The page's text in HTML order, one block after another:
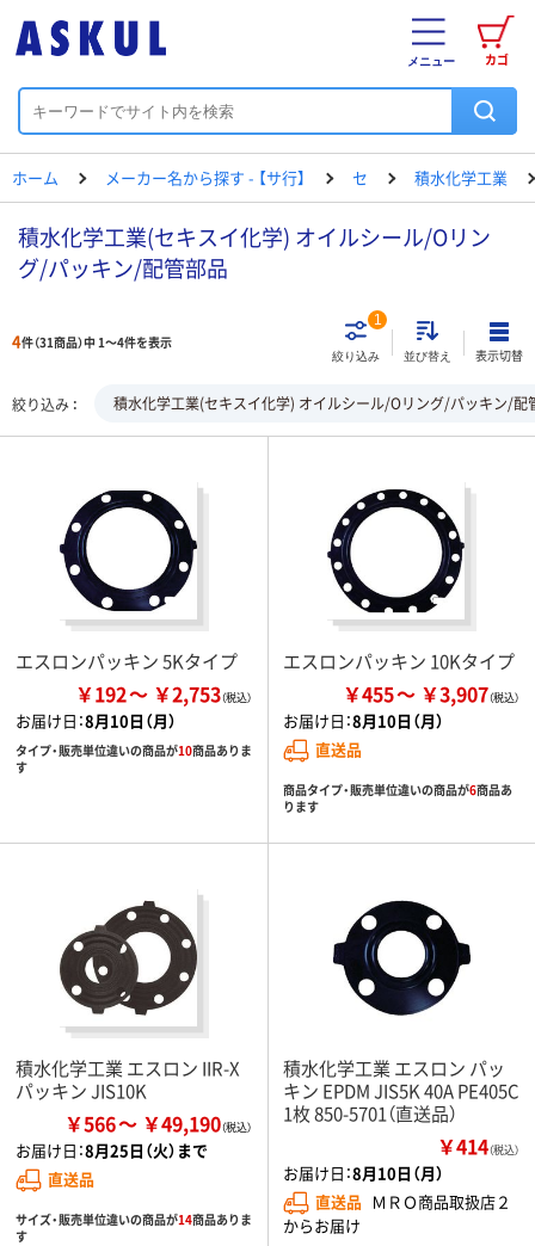
カゴ
メニュー
ホーム メーカー名から探す - 【サ行】 セ 積水化学工業
積水化学工業(セキスイ化学) オイルシール/Oリン
グ/パッキン/配管部品
4件（31商品）中 1～4件を表示
絞り込み
1
並び替え 表示切替
絞り込み 積水化学工業(セキスイ化学) オイルシール/Oリング/パッキン/配
エスロンパッキン 5Kタイプ
￥192 ￥2,753
お届け日：8月10日（月）
タイプ・販売単位違いの商品が10商品ありま
す
エスロンパッキン 10Kタイプ
￥455 ￥3,907
お届け日：8月10日（月）
直送品
商品タイプ・販売単位違いの商品が6商品あ
ります
積水化学工業 エスロン IIR-X
パッキン JIS10K
￥566 ￥49,190
お届け日：8月25日（火）まで
直送品
サイズ・販売単位違いの商品が14商品ありま
す
積水化学工業 エスロン パッ
キン EPDM JIS5K 40A PE405C
1枚 850-5701（直送品）
￥414（税込）
お届け日：8月10日（月）
直送品 ＭＲＯ商品取扱店２
からお届け